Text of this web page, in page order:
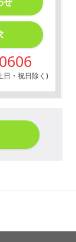
日・祝日除く)